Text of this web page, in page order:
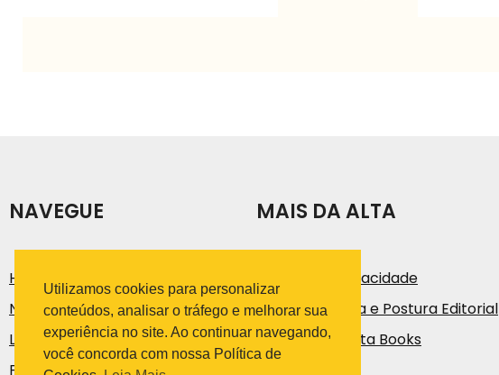
NAVEGUE
História
Notícias e Artigos
Loja
Fale Conosco
MAIS DA ALTA
Política de Privacidade
Código de Ética e Postura Editorial
Trabalhe na Alta Books
Utilizamos cookies para personalizar
conteúdos, analisar o tráfego e melhorar sua
experiência no site. Ao continuar navegando,
você concorda com nossa Política de